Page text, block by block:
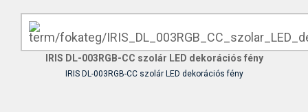
IRIS DL-003RGB-CC szolár LED dekorációs fény
IRIS DL-003RGB-CC szolár LED dekorációs fény